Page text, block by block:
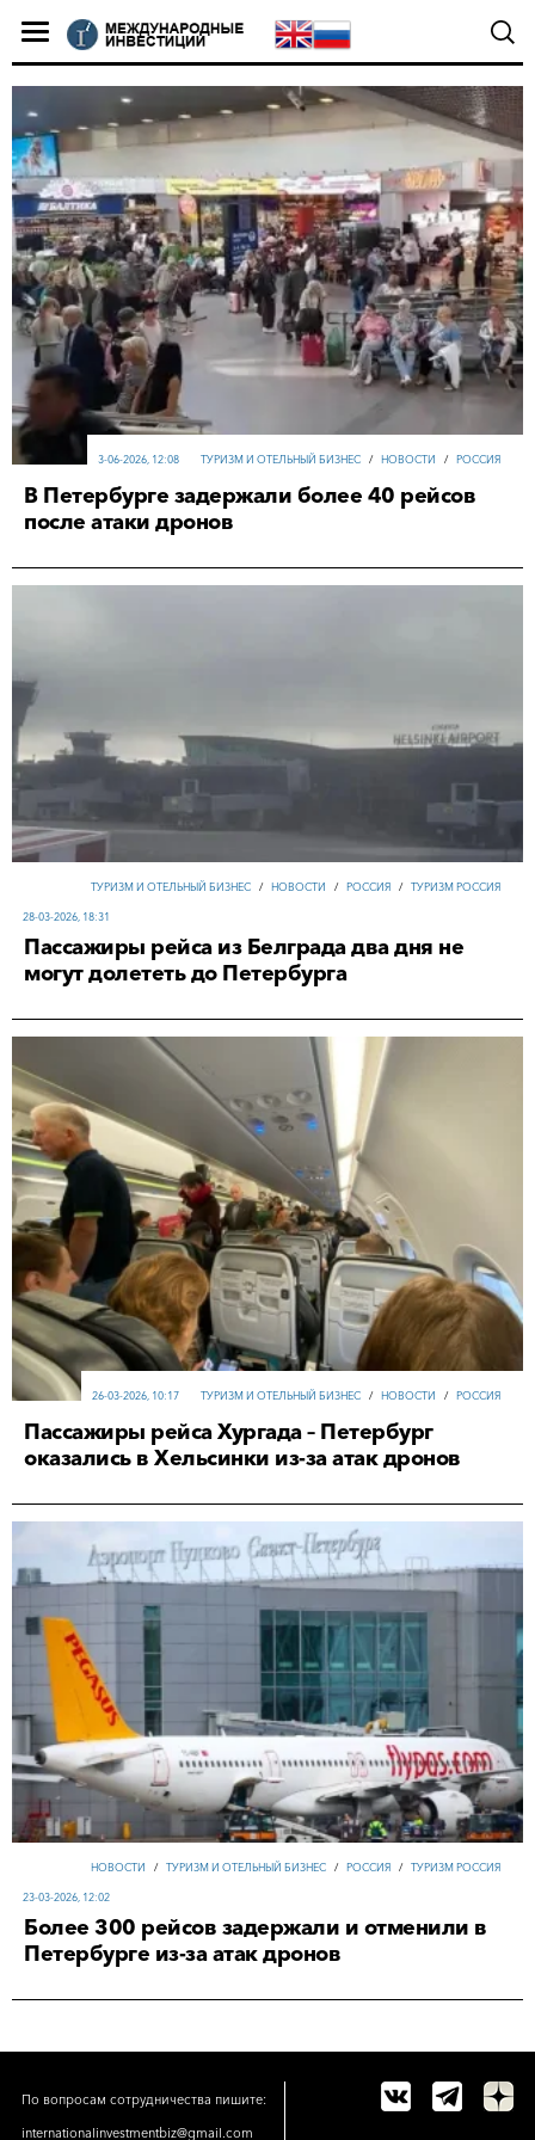
ТУРИЗМ И ОТЕЛЬНЫЙ БИЗНЕС / НОВОСТИ / РОССИЯ
3-06-2026, 12:08
В Петербурге задержали более 40 рейсов
после атаки дронов
ТУРИЗМ И ОТЕЛЬНЫЙ БИЗНЕС / НОВОСТИ / РОССИЯ / ТУРИЗМ РОССИЯ
28-03-2026, 18:31
Пассажиры рейса из Белграда два дня не
могут долететь до Петербурга
ТУРИЗМ И ОТЕЛЬНЫЙ БИЗНЕС / НОВОСТИ / РОССИЯ
26-03-2026, 10:17
Пассажиры рейса Хургада – Петербург
оказались в Хельсинки из-за атак дронов
НОВОСТИ / ТУРИЗМ И ОТЕЛЬНЫЙ БИЗНЕС / РОССИЯ / ТУРИЗМ РОССИЯ
23-03-2026, 12:02
Более 300 рейсов задержали и отменили в
Петербурге из-за атак дронов
По вопросам сотрудничества пишите:
internationalinvestmentbiz@gmail.com